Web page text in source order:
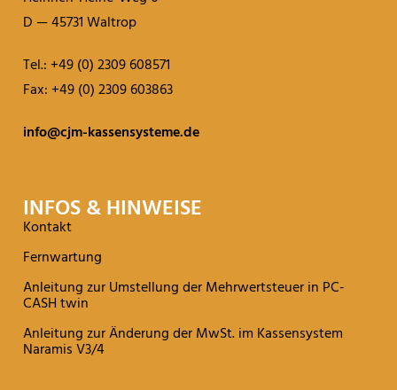
D — 45731 Waltrop
Tel.: +49 (0) 2309 608571
Fax: +49 (0) 2309 603863
info@cjm-kassensysteme.de
INFOS & HINWEISE
Kontakt
Fernwartung
Anleitung zur Umstellung der Mehrwertsteuer in PC-
CASH twin
Anleitung zur Änderung der MwSt. im Kassensystem
Naramis V3/4